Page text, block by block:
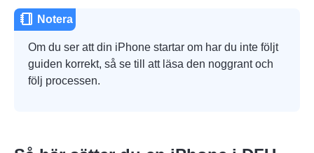
Notera
Om du ser att din iPhone startar om har du inte följt
guiden korrekt, så se till att läsa den noggrant och
följ processen.